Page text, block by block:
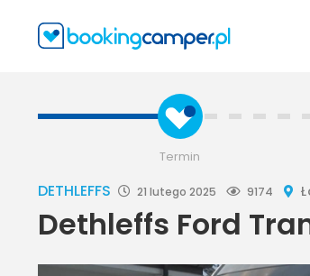
Termin
DETHLEFFS 21 lutego 2025 9174
Dethleffs Ford